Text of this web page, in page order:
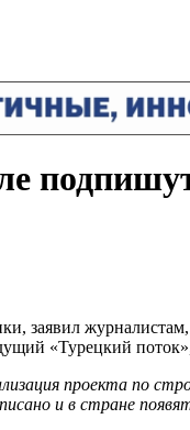
заявил
«Турецкий
проекта по
и в стране